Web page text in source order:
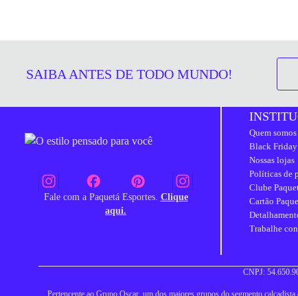
SAIBA ANTES DE TODO MUNDO!
Fale com a Paquetá Esportes. Clique
aqui.
Quem somos
Black Friday
Nossas lojas
Políticas de
Clube
Cartão
Trabalhe
CNPJ:
Pertencente ao Grupo Oscar, um dos maiores grupos do segmento